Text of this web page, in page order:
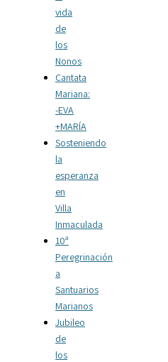
vida
de
los
Nonos
Cantata
Mariana:
-EVA
+MARÍA
Sosteniendo
la
esperanza
en
Villa
Inmaculada
10ª
Peregrinación
a
Santuarios
Marianos
Jubileo
de
los